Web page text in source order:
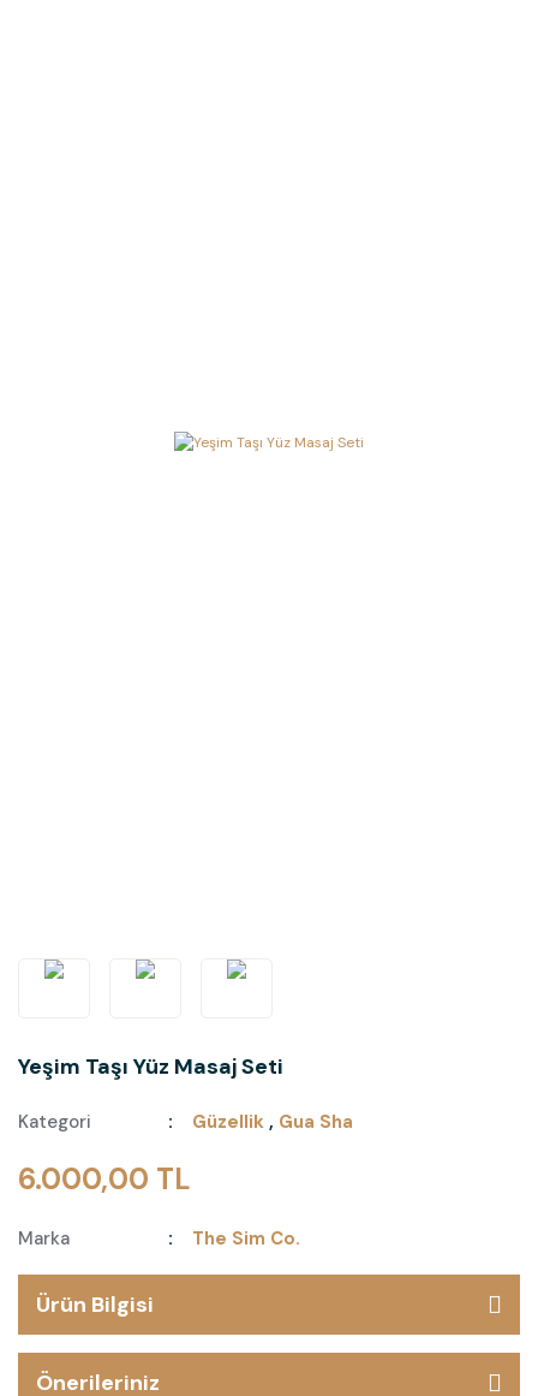
Yeşim Taşı Yüz Masaj Seti
Kategori Güzellik , Gua Sha
6.000,00 TL
Marka The Sim Co.
Ürün Bilgisi
Önerileriniz